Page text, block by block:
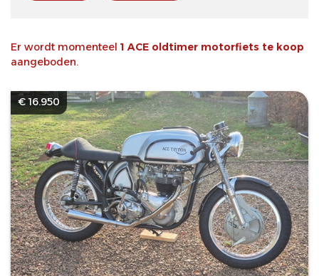
Er wordt momenteel 1 ACE oldtimer motorfiets te koop
aangeboden.
€ 16.950